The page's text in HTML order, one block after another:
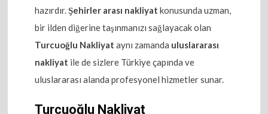
hazırdır.Şehirler arası nakliyat konusunda uzman,
bir ilden diğerine taşınmanızı sağlayacak olan
Turcuoğlu Nakliyat aynı zamanda uluslararası
nakliyat ile de sizlere Türkiye çapında ve
uluslararası alanda profesyonel hizmetler sunar.
Turcuoğlu Nakliyat